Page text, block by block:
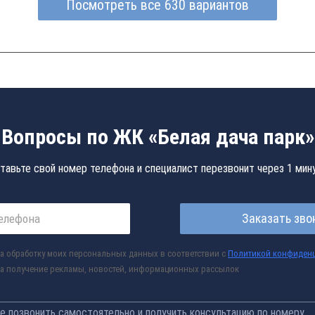
Посмотреть все 630 вариантов
Вопросы по ЖК «Белая дача парк»
свой номер телефона и специалист перезвонит через 1
Заказать
обработку моих персональных данных в соответствии с Политикой
получение рекламы, новостей, информационных рассылок